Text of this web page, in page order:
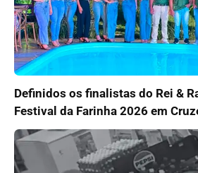
Definidos os finalistas do Rei &
Festival da Farinha 2026 em